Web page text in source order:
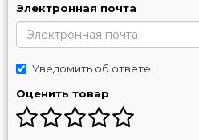
Электронная почта
Уведомить об ответе
Оценить товар